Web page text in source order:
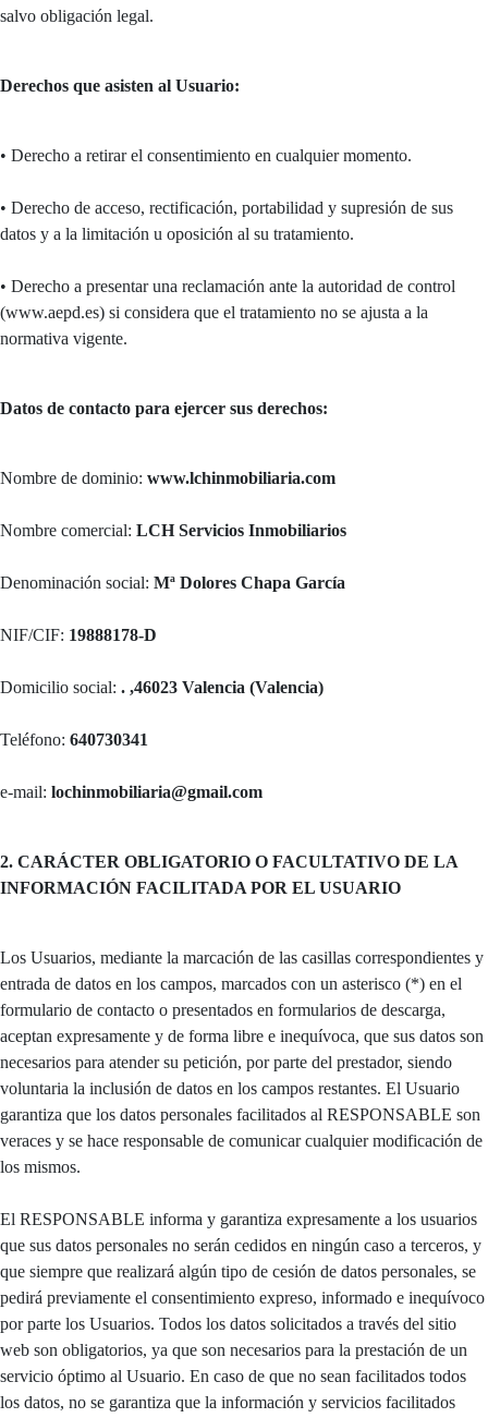
salvo obligación legal.
Derechos que asisten al Usuario:
• Derecho a retirar el consentimiento en cualquier momento.
• Derecho de acceso, rectificación, portabilidad y supresión de sus
datos y a la limitación u oposición al su tratamiento.
• Derecho a presentar una reclamación ante la autoridad de control
(www.aepd.es) si considera que el tratamiento no se ajusta a la
normativa vigente.
Datos de contacto para ejercer sus derechos:
Nombre de dominio: www.lchinmobiliaria.com
Nombre comercial: LCH Servicios Inmobiliarios
Denominación social: Mª Dolores Chapa García
NIF/CIF: 19888178-D
Domicilio social: . ,46023 Valencia (Valencia)
Teléfono: 640730341
e-mail: lochinmobiliaria@gmail.com
2. CARÁCTER OBLIGATORIO O FACULTATIVO DE LA
INFORMACIÓN FACILITADA POR EL USUARIO
Los Usuarios, mediante la marcación de las casillas correspondientes y
entrada de datos en los campos, marcados con un asterisco (*) en el
formulario de contacto o presentados en formularios de descarga,
aceptan expresamente y de forma libre e inequívoca, que sus datos son
necesarios para atender su petición, por parte del prestador, siendo
voluntaria la inclusión de datos en los campos restantes. El Usuario
garantiza que los datos personales facilitados al RESPONSABLE son
veraces y se hace responsable de comunicar cualquier modificación de
los mismos.
El RESPONSABLE informa y garantiza expresamente a los usuarios
que sus datos personales no serán cedidos en ningún caso a terceros, y
que siempre que realizará algún tipo de cesión de datos personales, se
pedirá previamente el consentimiento expreso, informado e inequívoco
por parte los Usuarios. Todos los datos solicitados a través del sitio
web son obligatorios, ya que son necesarios para la prestación de un
servicio óptimo al Usuario. En caso de que no sean facilitados todos
los datos, no se garantiza que la información y servicios facilitados